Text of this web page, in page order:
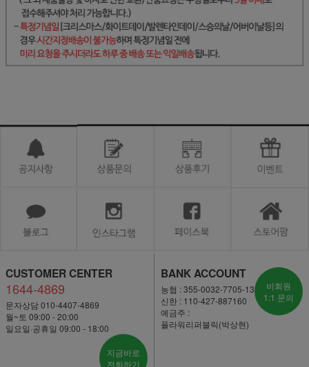
CUSTOMER CENTER
1644-4869
문자상담 010-4407-4869
월~토 09:00 - 20:00
일요일·공휴일 09:00 - 18:00
지금바로
전화하기
BANK ACCOUNT
농협 : 355-0032-7705-13
신한 : 110-427-887160
예금주 :
플라워리퍼블릭(박상현)
비회원
1:1 문의